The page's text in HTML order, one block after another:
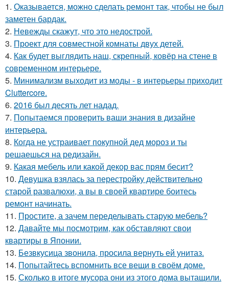
1. Оказывается, можно сделать ремонт так, чтобы не был
заметен бардак.
2. Невежды скажут, что это недострой.
3. Проект для совместной комнаты двух детей.
4. Как будет выглядить наш, скрепный, ковёр на стене в
современном интерьере.
5. Минимализм выходит из моды - в интерьеры приходит
Cluttercore.
6. 2016 был десять лет надад.
7. Попытаемся проверить ваши знания в дизайне
интерьера.
8. Когда не устраивает покупной дед мороз и ты
решаешься на редизайн.
9. Какая мебель или какой декор вас прям бесит?
10. Девушка взялась за перестройку действительно
старой развалюхи, а вы в своей квартире боитесь
ремонт начинать.
11. Простите, а зачем переделывать старую мебель?
12. Давайте мы посмотрим, как обставляют свои
квартиры в Японии.
13. Безвкусица звонила, просила вернуть ей унитаз.
14. Попытайтесь вспомнить все вещи в своём доме.
15. Сколько в итоге мусора они из этого дома вытащили.